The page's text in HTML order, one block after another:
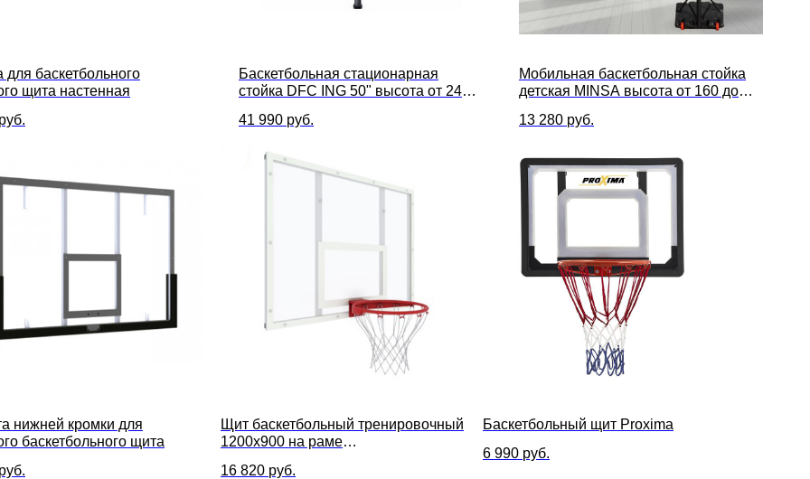
баскетбольного
щита настенная
руб.
Баскетбольная стационарная
стойка DFC ING 50" высота от 245
41 990 руб.
Мобильная баскетбольная стойка
детская MINSA высота от 160 до
13 280 руб.
нижней кромки для
баскетбольного щита
руб.
Щит баскетбольный тренировочный
1200х900 на раме
16 820 руб.
Баскетбольный щит Proxima
6 990 руб.